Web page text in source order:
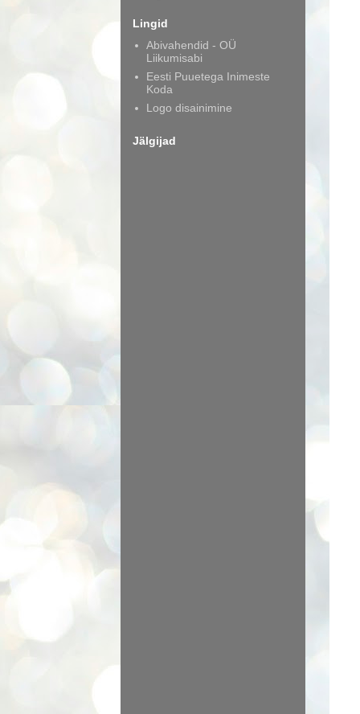
Lingid
Abivahendid - OÜ
Liikumisabi
Eesti Puuetega Inimeste
Koda
Logo disainimine
Jälgijad